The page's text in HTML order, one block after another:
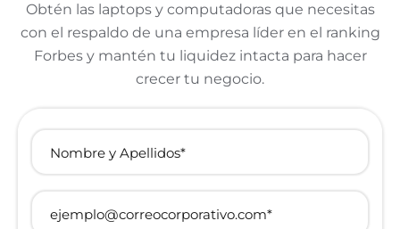
Obtén las laptops y computadoras que necesitas
con el respaldo de una empresa líder en el ranking
Forbes y mantén tu liquidez intacta para hacer
crecer tu negocio.